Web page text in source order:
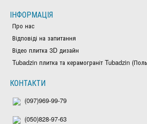
ІНФОРМАЦІЯ
Про нас
Відповіді на запитання
Відео плитка 3D дизайн
Tubadzin плитка та керамограніт Tubadzin
КОНТАКТИ
(097)969-99-79
(050)828-97-63